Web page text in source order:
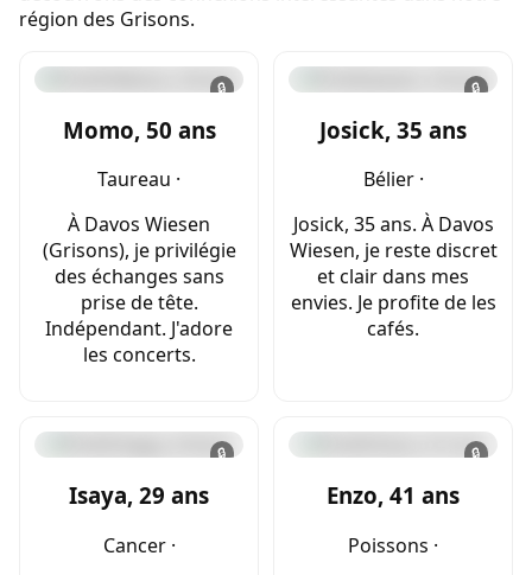
région des Grisons.
🔒
Momo, 50 ans
Taureau ·
À Davos Wiesen
(Grisons), je privilégie
des échanges sans
prise de tête.
Indépendant. J'adore
les concerts.
🔒
Josick, 35 ans
Bélier ·
Josick, 35 ans. À Davos
Wiesen, je reste discret
et clair dans mes
envies. Je profite de les
cafés.
🔒
Isaya, 29 ans
Cancer ·
🔒
Enzo, 41 ans
Poissons ·